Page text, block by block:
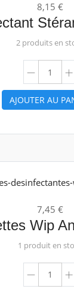
8,15 €
2 produits en
AJOUTER AU
7,45 €
Wip
1 produit en